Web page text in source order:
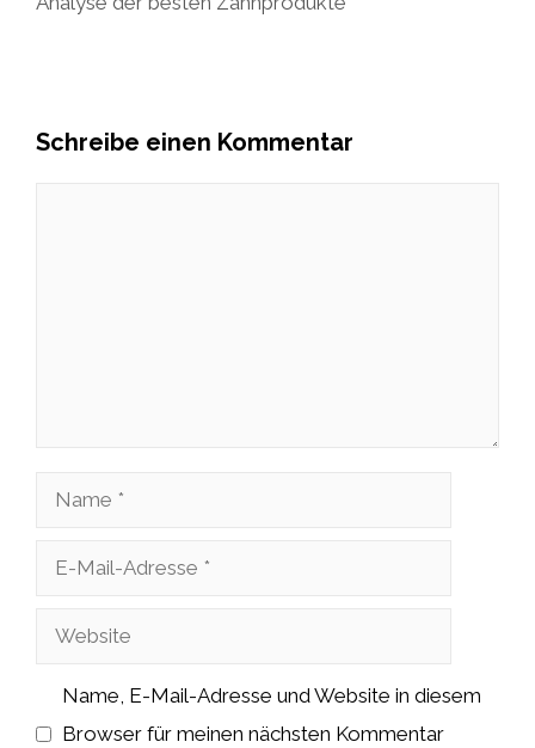
Schreibe einen Kommentar
Name
Adresse
Website
Name, E-Mail-Adresse und Website in diesem
Browser für meinen nächsten Kommentar